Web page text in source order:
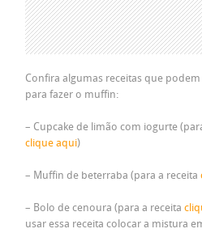
Confira algumas receitas que podem
para fazer o muffin:
– Cupcake de limão com iogurte
clique aqui)
– Muffin de beterraba (para a receita
– Bolo de cenoura (para a receita
usar essa receita colocar a mistura